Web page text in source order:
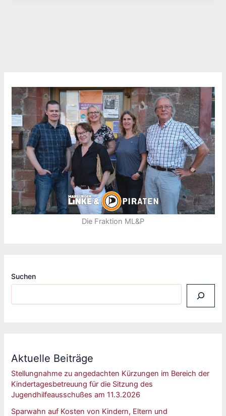
Die Fraktion ML&P
Suchen
Aktuelle Beiträge
Stellungnahme zu angedachten Kürzungen im Bereich der
Kindertagesbetreuung für die Sitzung des
Jugendhilfeausschußes am 11.3.2026
Sparwahn auf Kosten von Kindern, Eltern und